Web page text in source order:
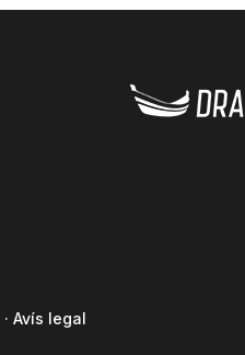
· Avís legal